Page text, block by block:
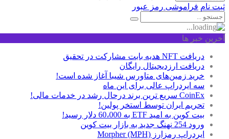
ثبت نام فراموشی رمز عبور
آخرین خبر ها
دریافت NFT هدیه بابت مشارکت در تحقیق
دریافت ارزدیجیتال رایگان
خرید زمین‌های متاورس شیبا آغاز شده است!
سه ایردراپ عالی برای این ماه
CoinEx سریع ترین برند درحال رشد در خدمات مالی!
تحریم ایران توسط استخر پولین!
بیت کوین به امید ETF به 60،000 دلار رسید!
ورود 254 نهنگ جدید به بازار بیت کوین
ایردراپ رمزارز Morpher (MPH)